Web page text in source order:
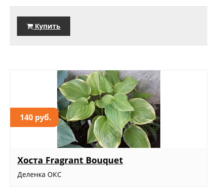
Купить
140 руб.
Хоста Fragrant Bouquet
Деленка ОКС